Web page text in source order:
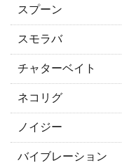
スプーン
スモラバ
チャターベイト
ネコリグ
ノイジー
バイブレーション